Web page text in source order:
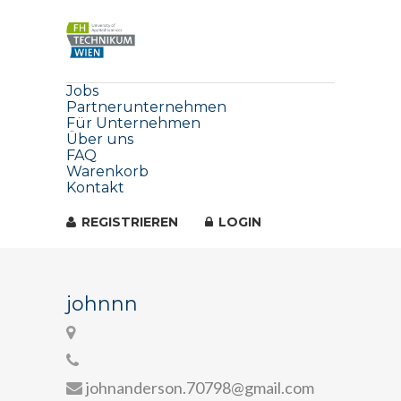
Jobs
Partnerunternehmen
Für Unternehmen
Über uns
FAQ
Warenkorb
Kontakt
REGISTRIEREN LOGIN
johnnn
johnanderson.70798@gmail.com